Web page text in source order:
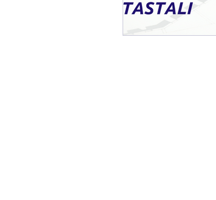
Consigli per